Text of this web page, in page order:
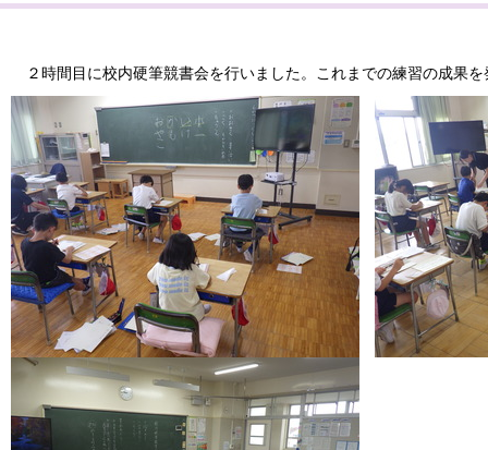
２時間目に校内硬筆競書会を行いました。これまでの練習の成果